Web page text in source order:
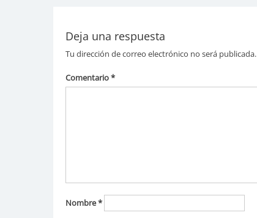
Deja una respuesta
Tu dirección de correo electrónico no será publicada.
Comentario*
Nombre*